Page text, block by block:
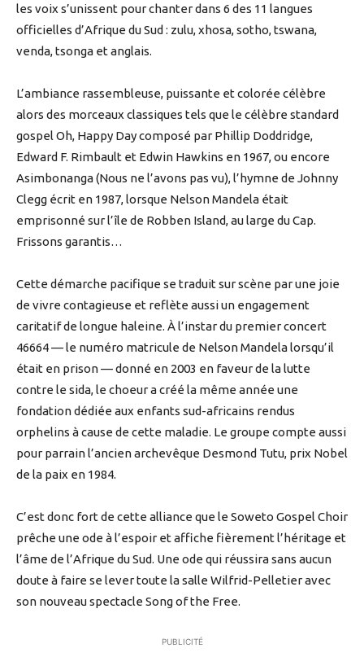
les voix s’unissent pour chanter dans 6 des 11 langues
officielles d’Afrique du Sud : zulu, xhosa, sotho, tswana,
venda, tsonga et anglais.
L’ambiance rassembleuse, puissante et colorée célèbre
alors des morceaux classiques tels que le célèbre standard
gospel Oh, Happy Day composé par Phillip Doddridge,
Edward F. Rimbault et Edwin Hawkins en 1967, ou encore
Asimbonanga (Nous ne l’avons pas vu), l’hymne de Johnny
Clegg écrit en 1987, lorsque Nelson Mandela était
emprisonné sur l’île de Robben Island, au large du Cap.
Frissons garantis…
Cette démarche pacifique se traduit sur scène par une joie
de vivre contagieuse et reflète aussi un engagement
caritatif de longue haleine. À l’instar du premier concert
46664 — le numéro matricule de Nelson Mandela lorsqu’il
était en prison — donné en 2003 en faveur de la lutte
contre le sida, le choeur a créé la même année une
fondation dédiée aux enfants sud-africains rendus
orphelins à cause de cette maladie. Le groupe compte aussi
pour parrain l’ancien archevêque Desmond Tutu, prix Nobel
de la paix en 1984.
C’est donc fort de cette alliance que le Soweto Gospel Choir
prêche une ode à l’espoir et affiche fièrement l’héritage et
l’âme de l’Afrique du Sud. Une ode qui réussira sans aucun
doute à faire se lever toute la salle Wilfrid-Pelletier avec
son nouveau spectacle Song of the Free.
PUBLICITÉ